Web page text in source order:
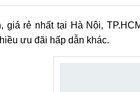
giá rẻ nhất tại Hà Nội,
ưu đãi hấp dẫn khác.